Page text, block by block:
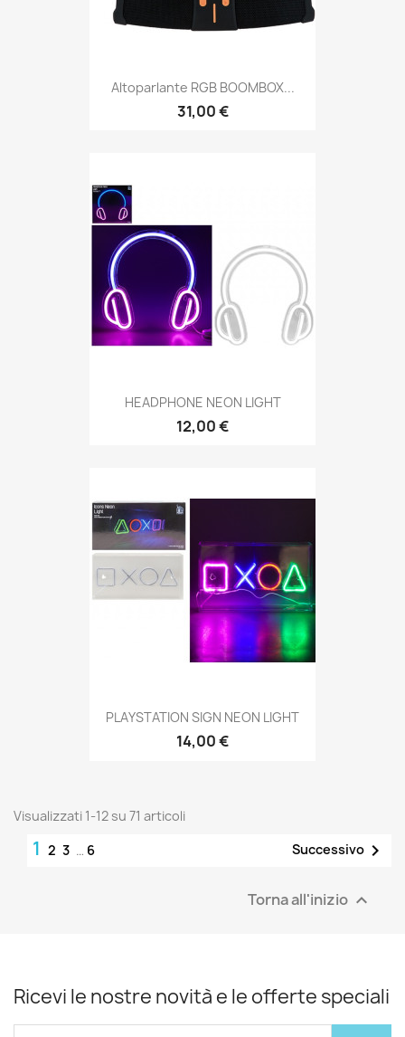
Altoparlante RGB BOOMBOX...
31,00 €
HEADPHONE NEON LIGHT
12,00 €
PLAYSTATION SIGN NEON LIGHT
14,00 €
Visualizzati 1-12 su 71 articoli
1 2 3 … 6 Successivo 
Torna all'inizio 
Ricevi le nostre novità e le offerte speciali